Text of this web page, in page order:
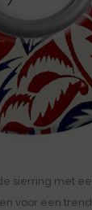
sierring met
voor een